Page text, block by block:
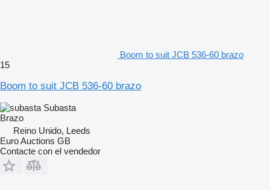
Boom to suit JCB 536-60 brazo
15
Boom to suit JCB 536-60 brazo
Subasta
Brazo
Reino Unido, Leeds
Euro Auctions GB
Contacte con el vendedor